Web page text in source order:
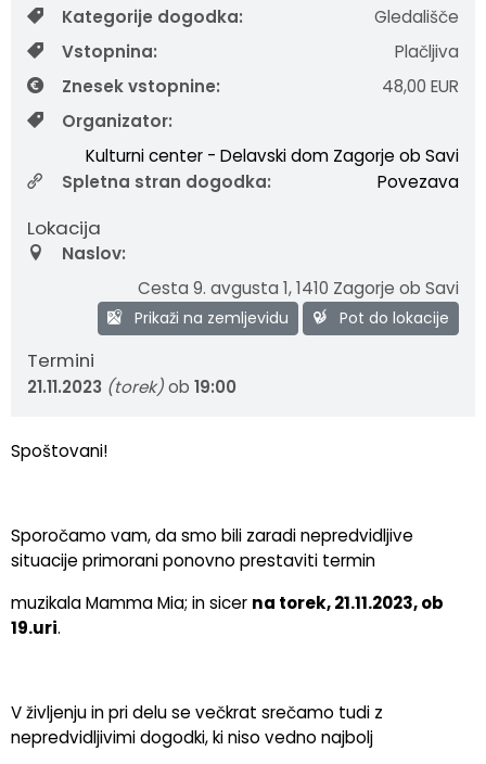
Kategorije dogodka:
Gledališče
Vstopnina:
Plačljiva
Znesek vstopnine:
48,00 EUR
Organizator:
Kulturni center - Delavski dom Zagorje ob Savi
Spletna stran dogodka:
Povezava
Lokacija
Naslov:
Cesta 9. avgusta 1,1410 Zagorje ob Savi
Prikaži na zemljevidu Pot do lokacije
Termini
21.11.2023 (torek)ob 19:00
Spoštovani!
Sporočamo vam, da smo bili zaradi nepredvidljive
situacije primorani ponovno prestaviti termin
muzikala Mamma Mia; in sicer na torek, 21.11.2023, ob
19.uri.
V življenju in pri delu se večkrat srečamo tudi z
nepredvidljivimi dogodki, ki niso vedno najbolj
Fotogalerija
Občinska volilna komisija
Medobčinski inšpektorat in redarstvo
Koledar dogodkov
Zapore cest
Okoljski podatki
Lokalne volitve
Strateški dokumenti
Katalog informacij javnega značaja